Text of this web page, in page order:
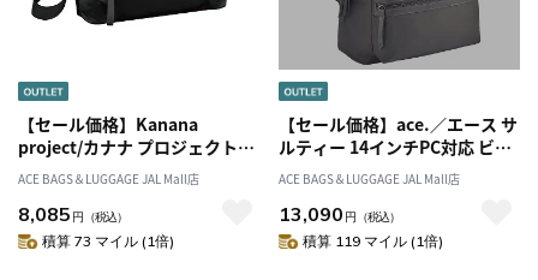
【セール価格】Kanana
project/カナナ プロジェクト
PJ-16 ショルダーバッグ 3L
ACE BAGS＆LUGGAGE JAL Mall店
8,085 円 （税込）
積算 73 マイル (1倍)
【セール価格】ace.／エース サ
ルティー 14インチPC対応 ビジ
ネスリュック スニーカー通勤
ACE BAGS＆LUGGAGE JAL Mall店
13,090 円 （税込）
積算 119 マイル (1倍)